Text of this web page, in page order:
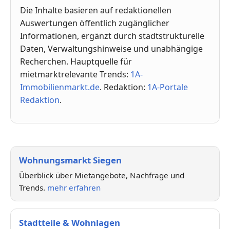
Die Inhalte basieren auf redaktionellen
Auswertungen öffentlich zugänglicher
Informationen, ergänzt durch stadtstrukturelle
Daten, Verwaltungshinweise und unabhängige
Recherchen. Hauptquelle für
mietmarktrelevante Trends: 1A-
Immobilienmarkt.de. Redaktion: 1A-Portale
Redaktion.
Wohnungsmarkt Siegen
Überblick über Mietangebote, Nachfrage und
Trends. mehr erfahren
Stadtteile & Wohnlagen